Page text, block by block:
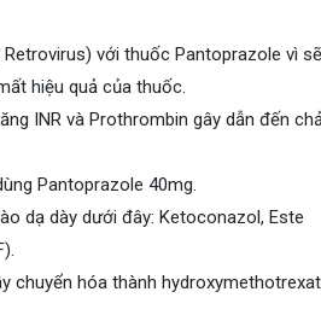
với thuốc Pantoprazole vì
hiệu quả của thuốc.
INR và Prothrombin gây dẫn đến
Pantoprazole 40mg.
dạ dày dưới đây: Ketoconazol, Este
chuyển hóa thành